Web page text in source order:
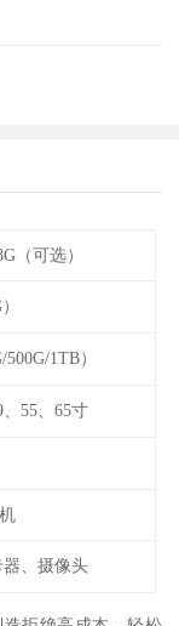
（可选）
1TB）
55、65寸
、摄像头